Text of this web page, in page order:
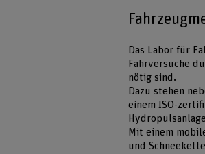
Das Labor für
Fahrversuche
nötig sind.
Dazu stehen
einem ISO-
Mit einem
und